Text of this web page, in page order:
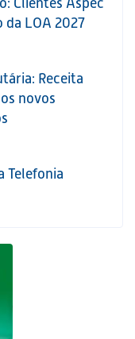
da LOA 2027
Receita
novos
Telefonia